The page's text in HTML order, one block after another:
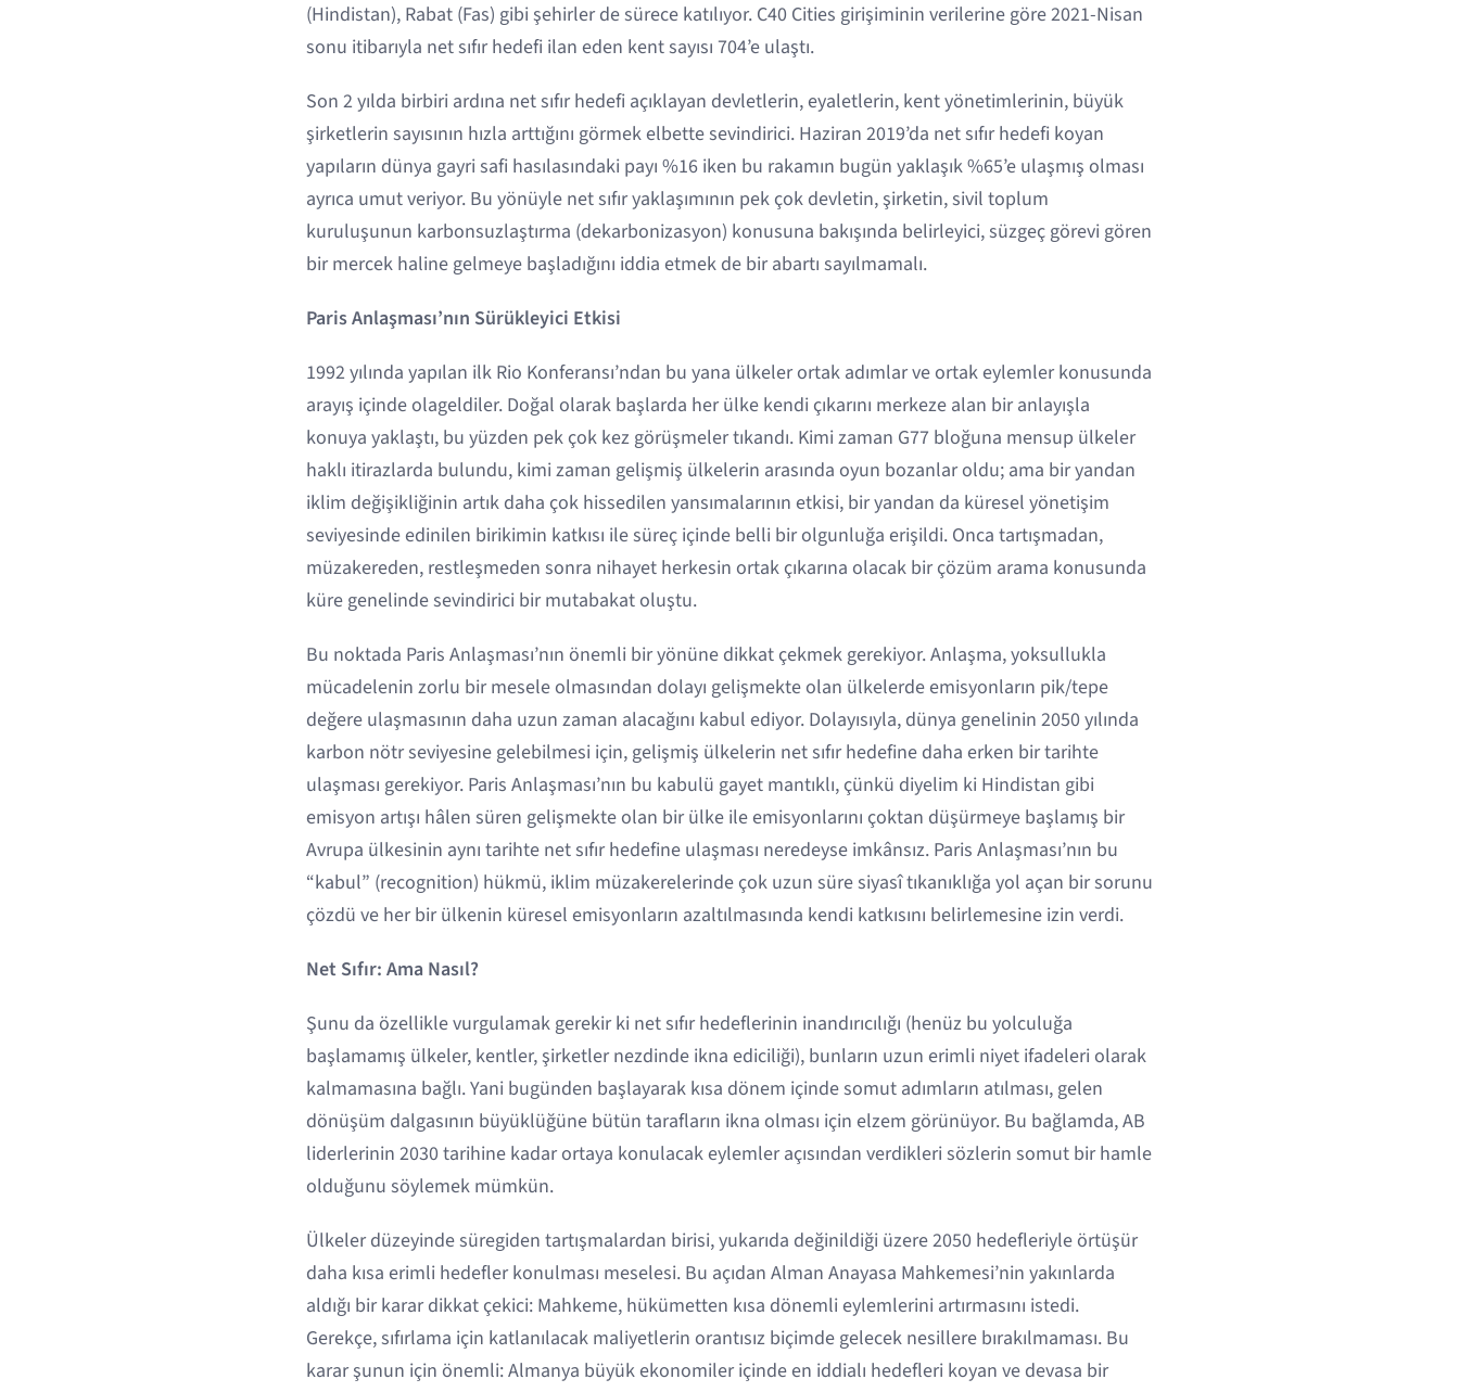
(Hindistan), Rabat (Fas) gibi şehirler de sürece katılıyor. C40 Cities girişiminin verilerine göre 2021-Nisan
sonu itibarıyla net sıfır hedefi ilan eden kent sayısı 704’e ulaştı.
Son 2 yılda birbiri ardına net sıfır hedefi açıklayan devletlerin, eyaletlerin, kent yönetimlerinin, büyük
şirketlerin sayısının hızla arttığını görmek elbette sevindirici. Haziran 2019’da net sıfır hedefi koyan
yapıların dünya gayri safi hasılasındaki payı %16 iken bu rakamın bugün yaklaşık %65’e ulaşmış olması
ayrıca umut veriyor. Bu yönüyle net sıfır yaklaşımının pek çok devletin, şirketin, sivil toplum
kuruluşunun karbonsuzlaştırma (dekarbonizasyon) konusuna bakışında belirleyici, süzgeç görevi gören
bir mercek haline gelmeye başladığını iddia etmek de bir abartı sayılmamalı.
Paris Anlaşması’nın Sürükleyici Etkisi
1992 yılında yapılan ilk Rio Konferansı’ndan bu yana ülkeler ortak adımlar ve ortak eylemler konusunda
arayış içinde olageldiler. Doğal olarak başlarda her ülke kendi çıkarını merkeze alan bir anlayışla
konuya yaklaştı, bu yüzden pek çok kez görüşmeler tıkandı. Kimi zaman G77 bloğuna mensup ülkeler
haklı itirazlarda bulundu, kimi zaman gelişmiş ülkelerin arasında oyun bozanlar oldu; ama bir yandan
iklim değişikliğinin artık daha çok hissedilen yansımalarının etkisi, bir yandan da küresel yönetişim
seviyesinde edinilen birikimin katkısı ile süreç içinde belli bir olgunluğa erişildi. Onca tartışmadan,
müzakereden, restleşmeden sonra nihayet herkesin ortak çıkarına olacak bir çözüm arama konusunda
küre genelinde sevindirici bir mutabakat oluştu.
Bu noktada Paris Anlaşması’nın önemli bir yönüne dikkat çekmek gerekiyor. Anlaşma, yoksullukla
mücadelenin zorlu bir mesele olmasından dolayı gelişmekte olan ülkelerde emisyonların pik/tepe
değere ulaşmasının daha uzun zaman alacağını kabul ediyor. Dolayısıyla, dünya genelinin 2050 yılında
karbon nötr seviyesine gelebilmesi için, gelişmiş ülkelerin net sıfır hedefine daha erken bir tarihte
ulaşması gerekiyor. Paris Anlaşması’nın bu kabulü gayet mantıklı, çünkü diyelim ki Hindistan gibi
emisyon artışı hâlen süren gelişmekte olan bir ülke ile emisyonlarını çoktan düşürmeye başlamış bir
Avrupa ülkesinin aynı tarihte net sıfır hedefine ulaşması neredeyse imkânsız. Paris Anlaşması’nın bu
“kabul” (recognition) hükmü, iklim müzakerelerinde çok uzun süre siyasî tıkanıklığa yol açan bir sorunu
çözdü ve her bir ülkenin küresel emisyonların azaltılmasında kendi katkısını belirlemesine izin verdi.
Net Sıfır: Ama Nasıl?
Şunu da özellikle vurgulamak gerekir ki net sıfır hedeflerinin inandırıcılığı (henüz bu yolculuğa
başlamamış ülkeler, kentler, şirketler nezdinde ikna ediciliği), bunların uzun erimli niyet ifadeleri olarak
kalmamasına bağlı. Yani bugünden başlayarak kısa dönem içinde somut adımların atılması, gelen
dönüşüm dalgasının büyüklüğüne bütün tarafların ikna olması için elzem görünüyor. Bu bağlamda, AB
liderlerinin 2030 tarihine kadar ortaya konulacak eylemler açısından verdikleri sözlerin somut bir hamle
olduğunu söylemek mümkün.
Ülkeler düzeyinde süregiden tartışmalardan birisi, yukarıda değinildiği üzere 2050 hedefleriyle örtüşür
daha kısa erimli hedefler konulması meselesi. Bu açıdan Alman Anayasa Mahkemesi’nin yakınlarda
aldığı bir karar dikkat çekici: Mahkeme, hükümetten kısa dönemli eylemlerini artırmasını istedi.
Gerekçe, sıfırlama için katlanılacak maliyetlerin orantısız biçimde gelecek nesillere bırakılmaması. Bu
karar şunun için önemli: Almanya büyük ekonomiler içinde en iddialı hedefleri koyan ve devasa bir